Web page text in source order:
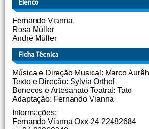
Fernando Vianna
Rosa Müller
André Müller
Música e Direção Musical: Marco Aurêh
Texto e Direção: Sylvia Orthof
Bonecos e Artesanato Teatral: Tato
Adaptação: Fernando Vianna
Informações:
Fernando Vianna Oxx-24 22482684